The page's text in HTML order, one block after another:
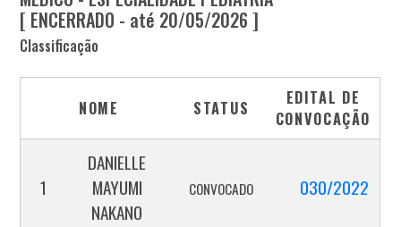
[ ENCERRADO - até 20/05/2026 ]
Classificação
NOME STATUS
EDITAL DE
CONVOCAÇÃO
1
DANIELLE
MAYUMI
NAKANO
CONVOCADO 030/2022